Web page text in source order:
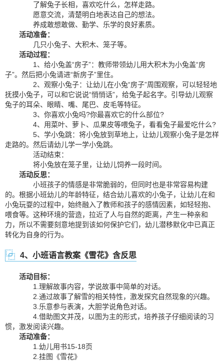
了解兔子长相，喜欢吃什么，怎样走路。
愿意交流，清楚明白地表达自己的想法。
养成敢想敢做、勤学、乐学的良好素质。
活动准备：
几只小兔子、大积木、笼子等。
活动过程：
1、给小兔盖“房子”：教师带领幼儿用大积木为小兔盖“房
子”。然后把小兔请进“新房子”里住。
2、观察小兔子：让幼儿在小兔“房子”周围观察，可以轻轻地
抚摸小兔子，可以和它说说“悄悄话”，给兔子起名字。引导幼儿观察
兔子的耳朵、眼睛、嘴、尾巴、皮毛等特征。
3、你喜欢小兔吗?你最喜欢它的什么部位?
4、用菜叶、萝卜、瓜果皮等喂兔子，看看兔子最爱吃什么?
5、学小兔跳：将小兔放到草地上，让幼儿观察小兔子是怎样
走路的。然后请幼儿学一学小兔跳。
活动结束：
将小兔放在笼子里，让幼儿饲养一段时间。
活动反思：
小班孩子的情感是非常脆弱的，但同时也是非常容易构建
的。根据小班幼儿的年龄特征，结合幼儿喜欢的小兔子，让幼儿在和
小兔玩耍的过程中，始终融入了教师和孩子的感情因素，如轻轻抱、
喂食等。这种环境的营造，拉近了人与自然的距离，产生一种亲和
力，所以不需要刻意地提到该如何保护它们，幼儿潜移默化中已真正
转化为自身的行为。
4、小班语言教案《雪花》含反思
活动目标：
1.理解故事内容，学说故事中简单的对话。
2.通过故事了解雪的相关特性，激发探究自然现象的兴趣。
3.乐意参与表演，大胆学说角色对话。
4.借助图文并茂，以图为主的形式，培养孩子仔细阅读的习
惯，激发阅读兴趣。
活动准备：
1.幼儿用书15-18页
2.挂图《雪花》